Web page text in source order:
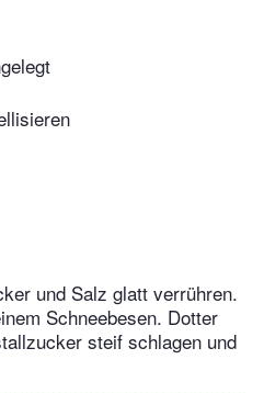
und Salz glatt verrühren.
Schneebesen. Dotter
steif schlagen und